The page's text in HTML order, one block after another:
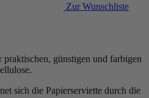
Zur Wunschliste
praktischen, günstigen und farbigen
sich die Papierserviette durch die